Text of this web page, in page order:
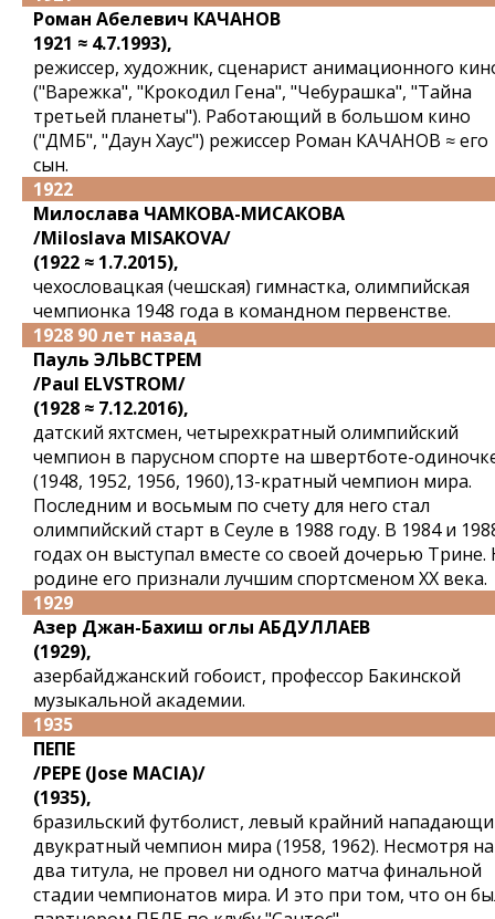
Роман Абелевич КАЧАНОВ
1921 ≈ 4.7.1993),
режиссер, художник, сценарист анимационного
("Варежка", "Крокодил Гена", "Чебурашка", "Тайна
третьей планеты"). Работающий в большом кино
("ДМБ", "Даун Хаус") режиссер Роман КАЧАНОВ ≈ его
сын.
1922
Милослава ЧАМКОВА-МИСАКОВА
/Miloslava MISAKOVA/
(1922 ≈ 1.7.2015),
чехословацкая (чешская) гимнастка, олимпийская
чемпионка 1948 года в командном первенстве.
1928 90 лет назад
Пауль ЭЛЬВСТРЕМ
/Paul ELVSTROM/
(1928 ≈ 7.12.2016),
датский яхтсмен, четырехкратный олимпийский
чемпион в парусном спорте на швертботе-
(1948, 1952, 1956, 1960),13-кратный чемпион мира.
Последним и восьмым по счету для него стал
олимпийский старт в Сеуле в 1988 году. В 1984 и
годах он выступал вместе со своей дочерью Трине.
родине его признали лучшим спортсменом XX века.
1929
Азер Джан-Бахиш оглы АБДУЛЛАЕВ
(1929),
азербайджанский гобоист, профессор Бакинской
музыкальной академии.
1935
ПЕПЕ
/PEPE (Jose MACIA)/
(1935),
бразильский футболист, левый крайний
двукратный чемпион мира (1958, 1962). Несмотря на
два титула, не провел ни одного матча финальной
стадии чемпионатов мира. И это при том, что он